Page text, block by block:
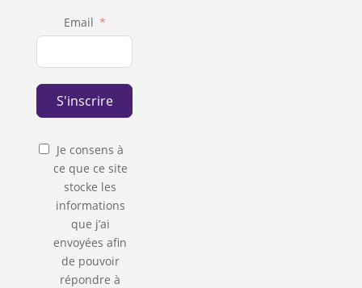
Email
S'inscrire
Je consens à
ce que ce site
stocke les
informations
que j’ai
envoyées afin
de pouvoir
répondre à